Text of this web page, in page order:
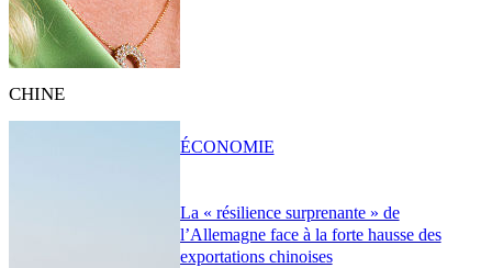
CHINE
La « résilience surprenante » de
l’Allemagne face à la forte hausse des
exportations chinoises
ÉCONOMIE